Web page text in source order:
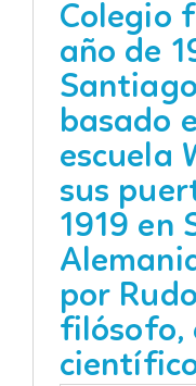
Colegio
año de
basado
escuela
sus
1919
por
filósofo,